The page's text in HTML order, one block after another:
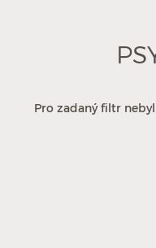
Pro zadaný filtr